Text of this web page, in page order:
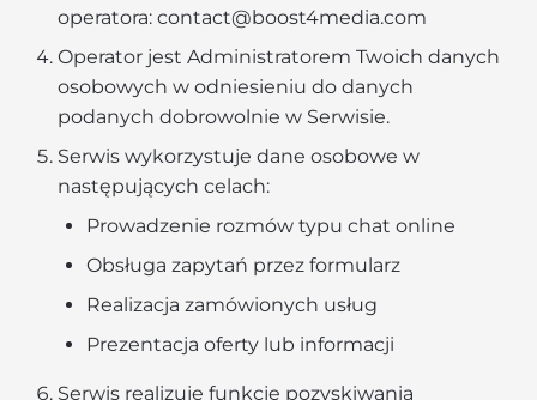
operatora: contact@boost4media.com
Operator jest Administratorem Twoich danych
osobowych w odniesieniu do danych
podanych dobrowolnie w Serwisie.
Serwis wykorzystuje dane osobowe w
następujących celach:
Prowadzenie rozmów typu chat online
Obsługa zapytań przez formularz
Realizacja zamówionych usług
Prezentacja oferty lub informacji
Serwis realizuje funkcje pozyskiwania